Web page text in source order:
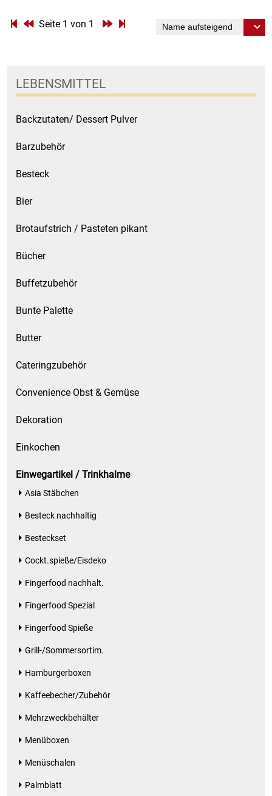
Essig
Fertiggerichte trocken
Fruchtsaft
Frühstück / Cerealien
Geschirrreiniger
Gewürze
Gläser
Haarkosmetik
Isotonische / Energy / Eiskaffee
Kaffee / Tee Zubehör
Kakao
Kartoffelprod./Beilagen/Fruchtsalat gek.
Kartoffelprodukte
Kerzen / Anzündhilfen
LEBENSMITTEL
Backzutaten/ Dessert Pulver
Barzubehör
Besteck
Bier
Brotaufstrich / Pasteten pikant
Bücher
Buffetzubehör
Bunte Palette
Butter
Cateringzubehör
Convenience Obst & Gemüse
Dekoration
Einkochen
Einwegartikel / Trinkhalme
Asia Stäbchen
Besteck nachhaltig
Besteckset
Cockt.spieße/Eisdeko
Fingerfood nachhalt.
Fingerfood Spezial
Fingerfood Spieße
Grill-/Sommersortim.
Hamburgerboxen
Kaffeebecher/Zubehör
Mehrzweckbehälter
Menüboxen
Menüschalen
Palmblatt
Seite 1 von 1